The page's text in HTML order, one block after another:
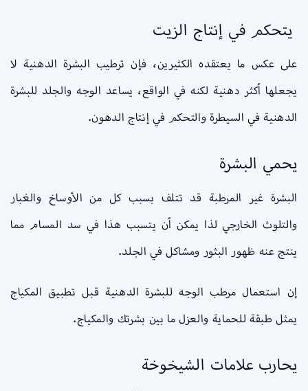
يتحكم في إنتاج الزيت
على عكس ما يعتقده الكثيرين، فإن ترطيب البشرة الدهنية لا
يجعلها أكثر دهنية لكنه في الواقع، يساعد الوجه والجلد للبشرة
الدهنية في السيطرة والتحكم في إنتاج الدهون.
يحمي البشرة
البشرة غير المرطبة قد تتلف بسبب كل من الأوساخ والغبار
والتلوث الخارجي لذا يمكن أن يتسبب هذا في سد المسام مما
ينتج عنه ظهور البثور ومشاكل في الجلد.
إن استعمال مرطب الوجه للبشرة الدهنية قبل تطبيق المكياج
يمثل طبقة للحماية والعزل ما بين بشرتك والمكياج.
يحارب علامات الشيخوخة